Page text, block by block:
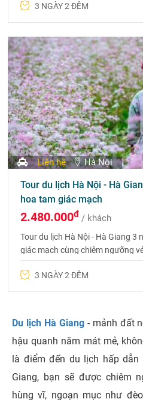
nhận ngay ưu đãi từ Du lịch
3 NGÀY 2 ĐÊM
Liên hệ Hà Nội
Tour du lịch Hà Nội - Hà
hoa tam giác mạch
2.480.000đ / khách
Tour du lịch Hà Nội - Hà Giang 3
giác mạch cùng chiêm ngưỡng
Hoàng nhé
3 NGÀY 2 ĐÊM
Du lịch Hà Giang- mảnh đất
hậu quanh năm mát mẻ,
là điểm đến du lịch hấp
Giang, bạn sẽ được chiêm
hùng vĩ, ngoạn mục như